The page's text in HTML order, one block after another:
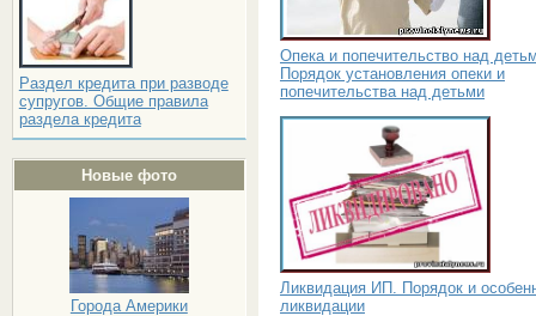
Раздел кредита при разводе
супругов. Общие правила
раздела кредита
Новые фото
Города Америки
Опека и попечительство над
Порядок установления опеки и
попечительства над детьми
Ликвидация ИП. Порядок и
ликвидации